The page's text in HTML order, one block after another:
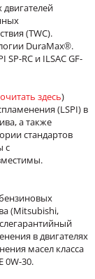
(TWC).
DuraMax®.
RC и ILSAC GF-
здесь)
(LSPI) в
а также
стандартов
с
(Mitsubishi,
в двигателях
масел класса
0W-30.